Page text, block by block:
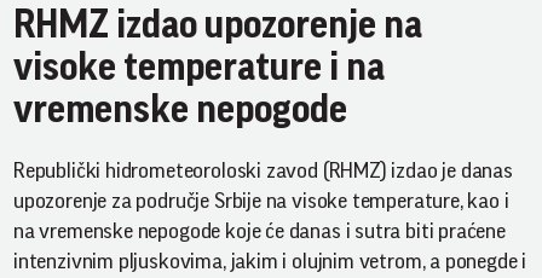
RHMZ izdao upozorenje na
visoke temperature i na
vremenske nepogode
Republički hidrometeoroloski zavod (RHMZ) izdao je danas
upozorenje za područje Srbije na visoke temperature, kao i
na vremenske nepogode koje će danas i sutra biti praćene
intenzivnim pljuskovima, jakim i olujnim vetrom, a ponegde i